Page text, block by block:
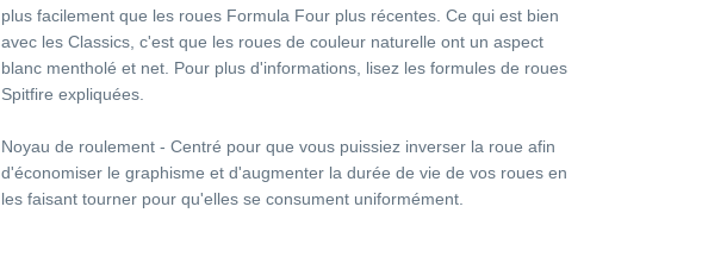
plus facilement que les roues Formula Four plus récentes. Ce qui est bien
avec les Classics, c'est que les roues de couleur naturelle ont un aspect
blanc mentholé et net. Pour plus d'informations, lisez les formules de roues
Spitfire expliquées.
Noyau de roulement - Centré pour que vous puissiez inverser la roue afin
d'économiser le graphisme et d'augmenter la durée de vie de vos roues en
les faisant tourner pour qu'elles se consument uniformément.